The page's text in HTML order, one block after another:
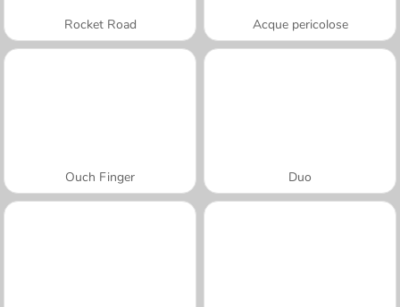
Rocket Road Acque pericolose
Ouch Finger Duo